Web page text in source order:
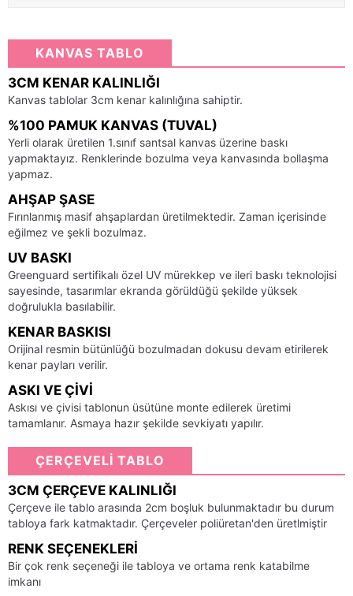
KANVAS TABLO
3CM KENAR KALINLIĞI
Kanvas tablolar 3cm kenar kalınlığına sahiptir.
%100 PAMUK KANVAS (TUVAL)
Yerli olarak üretilen 1.sınıf santsal kanvas üzerine baskı
yapmaktayız. Renklerinde bozulma veya kanvasında bollaşma
yapmaz.
AHŞAP ŞASE
Fırınlanmış masif ahşaplardan üretilmektedir. Zaman içerisinde
eğilmez ve şekli bozulmaz.
UV BASKI
Greenguard sertifikalı özel UV mürekkep ve ileri baskı teknolojisi
sayesinde, tasarımlar ekranda görüldüğü şekilde yüksek
doğrulukla basılabilir.
KENAR BASKISI
Orijinal resmin bütünlüğü bozulmadan dokusu devam etirilerek
kenar payları verilir.
ASKI VE ÇIVI
Askısı ve çivisi tablonun üsütüne monte edilerek üretimi
tamamlanır. Asmaya hazır şekilde sevkiyatı yapılır.
ÇERÇEVELİ TABLO
3CM ÇERÇEVE KALINLIĞI
Çerçeve ile tablo arasında 2cm boşluk bulunmaktadır bu durum
tabloya fark katmaktadır. Çerçeveler poliüretan'den üretlmiştir
RENK SEÇENEKLERI
Bir çok renk seçeneği ile tabloya ve ortama renk katabilme
imkanı